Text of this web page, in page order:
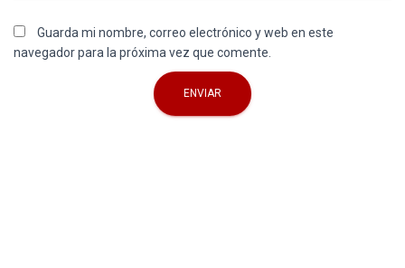
Guarda mi nombre, correo electrónico y web en este
navegador para la próxima vez que comente.